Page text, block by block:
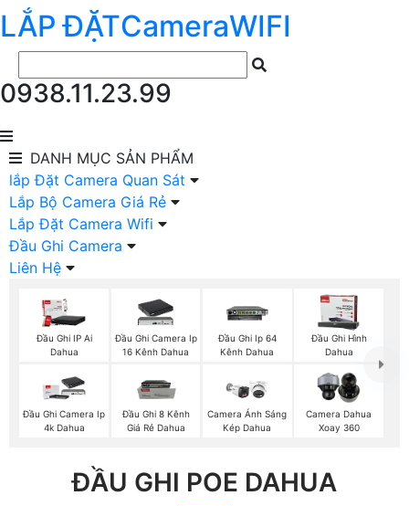
LẮP ĐẶTCameraWIFI
0938.11.23.99
DANH MỤC SẢN PHẨM
lắp Đặt Camera Quan Sát
Lắp Bộ Camera Giá Rẻ
Lắp Đặt Camera Wifi
Đầu Ghi Camera
Liên Hệ
Đầu Ghi IP Ai
Dahua
Đầu Ghi Camera Ip
16 Kênh Dahua
Đầu Ghi Ip 64
Kênh Dahua
Đầu Ghi Hình
Dahua
Đầu Ghi Camera Ip
4k Dahua
Đầu Ghi 8 Kênh
Giá Rẻ Dahua
Camera Ánh Sáng
Kép Dahua
Camera Dahua
Xoay 360
ĐẦU GHI POE DAHUA